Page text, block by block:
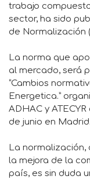
trabajo
sector, ha sido
de Normalización
La norma que
al mercado, será
“Cambios
Energetica.”
ADHAC y
de junio en Madrid.
La normalización,
la mejora de la
país, es sin duda